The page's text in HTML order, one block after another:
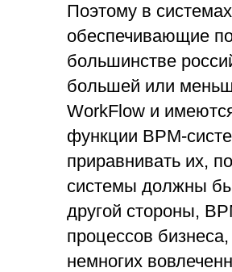
Поэтому в
обеспечивающие
большинстве
большей или
WorkFlow и
функции BPM-
приравнивать их,
системы должны
другой стороны,
процессов
немногих